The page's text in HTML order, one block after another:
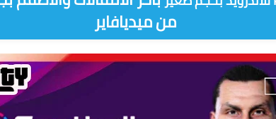
من ميديافاير